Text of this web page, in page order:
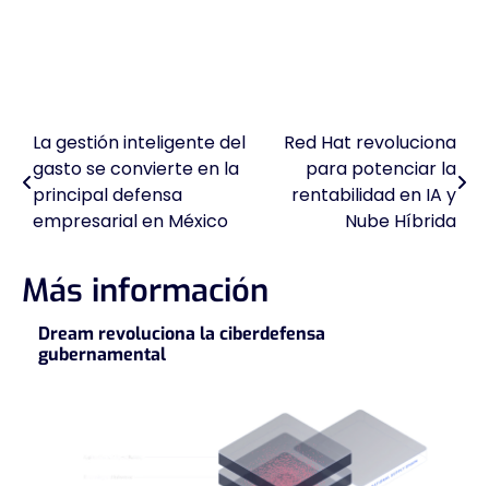
Navegación
de
entradas
La gestión inteligente del
gasto se convierte en la
principal defensa
empresarial en México
Red Hat revoluciona
para potenciar la
rentabilidad en IA y
Nube Híbrida
Más información
Dream revoluciona la ciberdefensa
gubernamental